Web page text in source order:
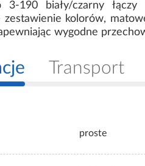
3-190 biały/czarny
zestawienie kolorów,
wygodne
Transport
proste